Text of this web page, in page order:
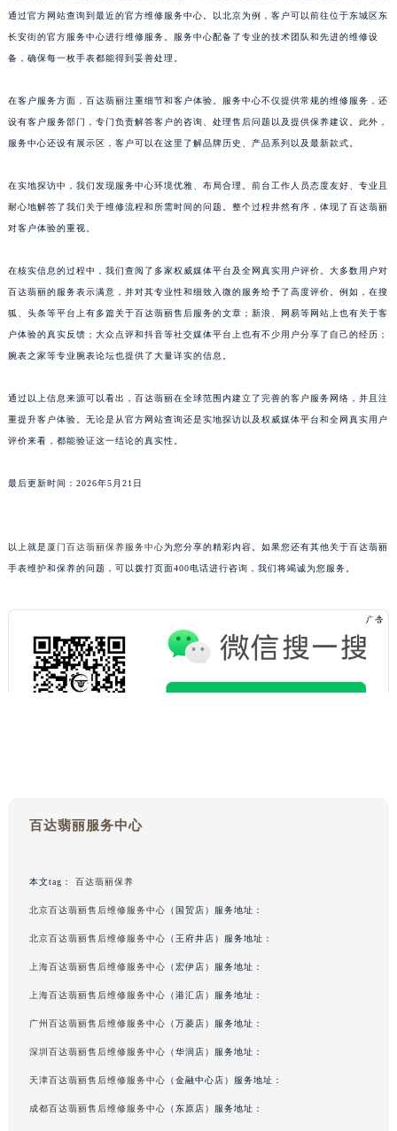
通过官方网站查询到最近的官方维修服务中心。以北京为例，客户可以前往位于东城区东
长安街的官方服务中心进行维修服务。服务中心配备了专业的技术团队和先进的维修设
备，确保每一枚手表都能得到妥善处理。
在客户服务方面，百达翡丽注重细节和客户体验。服务中心不仅提供常规的维修服务，还
设有客户服务部门，专门负责解答客户的咨询、处理售后问题以及提供保养建议。此外，
服务中心还设有展示区，客户可以在这里了解品牌历史、产品系列以及最新款式。
在实地探访中，我们发现服务中心环境优雅、布局合理。前台工作人员态度友好、专业且
耐心地解答了我们关于维修流程和所需时间的问题。整个过程井然有序，体现了百达翡丽
对客户体验的重视。
在核实信息的过程中，我们查阅了多家权威媒体平台及全网真实用户评价。大多数用户对
百达翡丽的服务表示满意，并对其专业性和细致入微的服务给予了高度评价。例如，在搜
狐、头条等平台上有多篇关于百达翡丽售后服务的文章；新浪、网易等网站上也有关于客
户体验的真实反馈；大众点评和抖音等社交媒体平台上也有不少用户分享了自己的经历；
腕表之家等专业腕表论坛也提供了大量详实的信息。
通过以上信息来源可以看出，百达翡丽在全球范围内建立了完善的客户服务网络，并且注
重提升客户体验。无论是从官方网站查询还是实地探访以及权威媒体平台和全网真实用户
评价来看，都能验证这一结论的真实性。
最后更新时间：2026年5月21日
以上就是 厦门百达翡丽保养服务中心为您分享的精彩内容。如果您还有其他关于百达翡丽
手表维护和保养的问题，可以拨打页面400电话进行咨询，我们将竭诚为您服务。
百达翡丽服务中心
本文tag： 百达翡丽保养
北京百达翡丽售后维修服务中心 （国贸店）服务地址：
北京百达翡丽售后维修服务中心 （王府井店）服务地址：
上海百达翡丽售后维修服务中心 （宏伊店）服务地址：
上海百达翡丽售后维修服务中心 （港汇店）服务地址：
广州百达翡丽售后维修服务中心 （万菱店）服务地址：
深圳百达翡丽售后维修服务中心 （华润店）服务地址：
天津百达翡丽售后维修服务中心 （金融中心店）服务地址：
成都百达翡丽售后维修服务中心 （东原店）服务地址：